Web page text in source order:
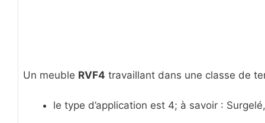
Un meuble RVF4 travaillant dans une classe de
le type d’application est 4; à savoir :